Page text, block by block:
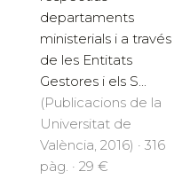
departaments
ministerials i a través
de les Entitats
Gestores i els S...
(Publicacions de la
Universitat de
València, 2016) · 316
pàg. · 29 €